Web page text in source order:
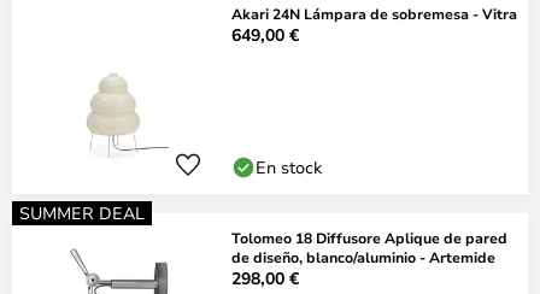
Akari 24N Lámpara de sobremesa - Vitra
649,00 €
En stock
SUMMER DEAL
Tolomeo 18 Diffusore Aplique de pared
de diseño, blanco/aluminio - Artemide
298,00 €